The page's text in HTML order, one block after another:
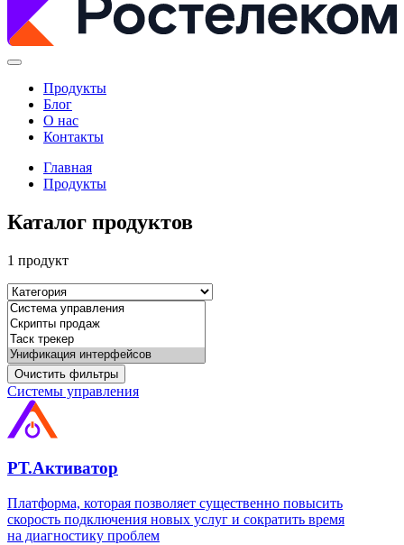
Продукты
Блог
О нас
Контакты
Главная
Продукты
Каталог продуктов
1 продукт
Очистить фильтры
Системы управления
РТ.Активатор
Платформа, которая позволяет существенно повысить
скорость подключения новых услуг и сократить время
на диагностику проблем